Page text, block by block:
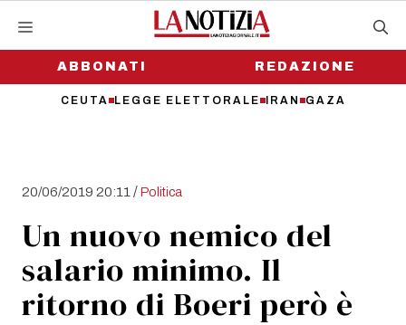
contenutoABBONATI
CEUTA LEGGE ELETTORALE IRAN GAZA
REDAZIONE
20/06/2019 20:11 /Politica
Un nuovo nemico del
salario minimo. Il
ritorno di Boeri però è